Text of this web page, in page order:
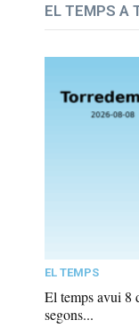
EL TEMPS A
EL TEMPS
El temps avui 8
segons...